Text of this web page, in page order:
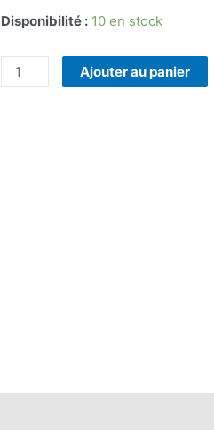
Disponibilité : 10 en stock
quantité
de
Ajouter au panier